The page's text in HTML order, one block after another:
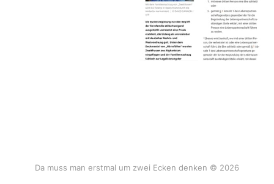
Da muss man erstmal um zwei Ecken denken © 2026